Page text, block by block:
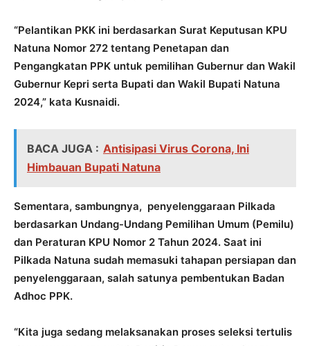
“Pelantikan PKK ini berdasarkan Surat Keputusan KPU
Natuna Nomor 272 tentang Penetapan dan
Pengangkatan PPK untuk pemilihan Gubernur dan Wakil
Gubernur Kepri serta Bupati dan Wakil Bupati Natuna
2024,” kata Kusnaidi.
BACA JUGA : Antisipasi Virus Corona, Ini
Himbauan Bupati Natuna
Sementara, sambungnya, penyelenggaraan Pilkada
berdasarkan Undang-Undang Pemilihan Umum (Pemilu)
dan Peraturan KPU Nomor 2 Tahun 2024. Saat ini
Pilkada Natuna sudah memasuki tahapan persiapan dan
penyelenggaraan, salah satunya pembentukan Badan
Adhoc PPK.
“Kita juga sedang melaksanakan proses seleksi tertulis